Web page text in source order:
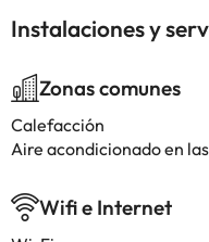
Instalaciones y
Zonas comunes
Calefacción
Aire acondicionado en
Wifi e Internet